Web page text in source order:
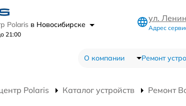
Polaris в Новосибирске
21:00
ул.
Адрес
О компании Ремонт
Polaris Каталог устройств Ремонт